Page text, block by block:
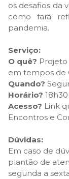
os desafios da
como fará
pandemia.
Serviço:
O quê? Projeto
em tempos de
Quando?
Horário?
Acesso? Link
Encontros e
Dúvidas:
Em caso de
plantão de
segunda a